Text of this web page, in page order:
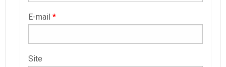
E-mail *
Site